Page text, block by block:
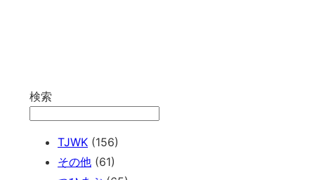
検索
TJWK (156)
その他 (61)